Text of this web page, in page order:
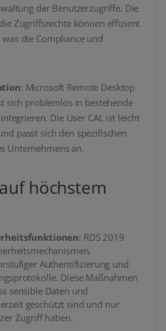
der Benutzerzugriffe. Die
Zugriffsrechte können effizient
die Compliance und
: Microsoft Remote Desktop
sich problemlos in bestehende
Die User CAL ist leicht
passt sich den spezifischen
Unternehmens an.
höchstem
: RDS 2019
Authentifizierung und
Diese Maßnahmen
sensible Daten und
geschützt sind und nur
Zugriff haben.